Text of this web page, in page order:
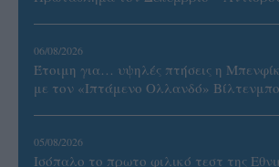
06/08/2026
Έτοιμη για… υψηλές πτήσεις η
με τον «Ιπτάμενο Ολλανδό»
05/08/2026
Ισόπαλο το πρωτο φιλικό τεστ της